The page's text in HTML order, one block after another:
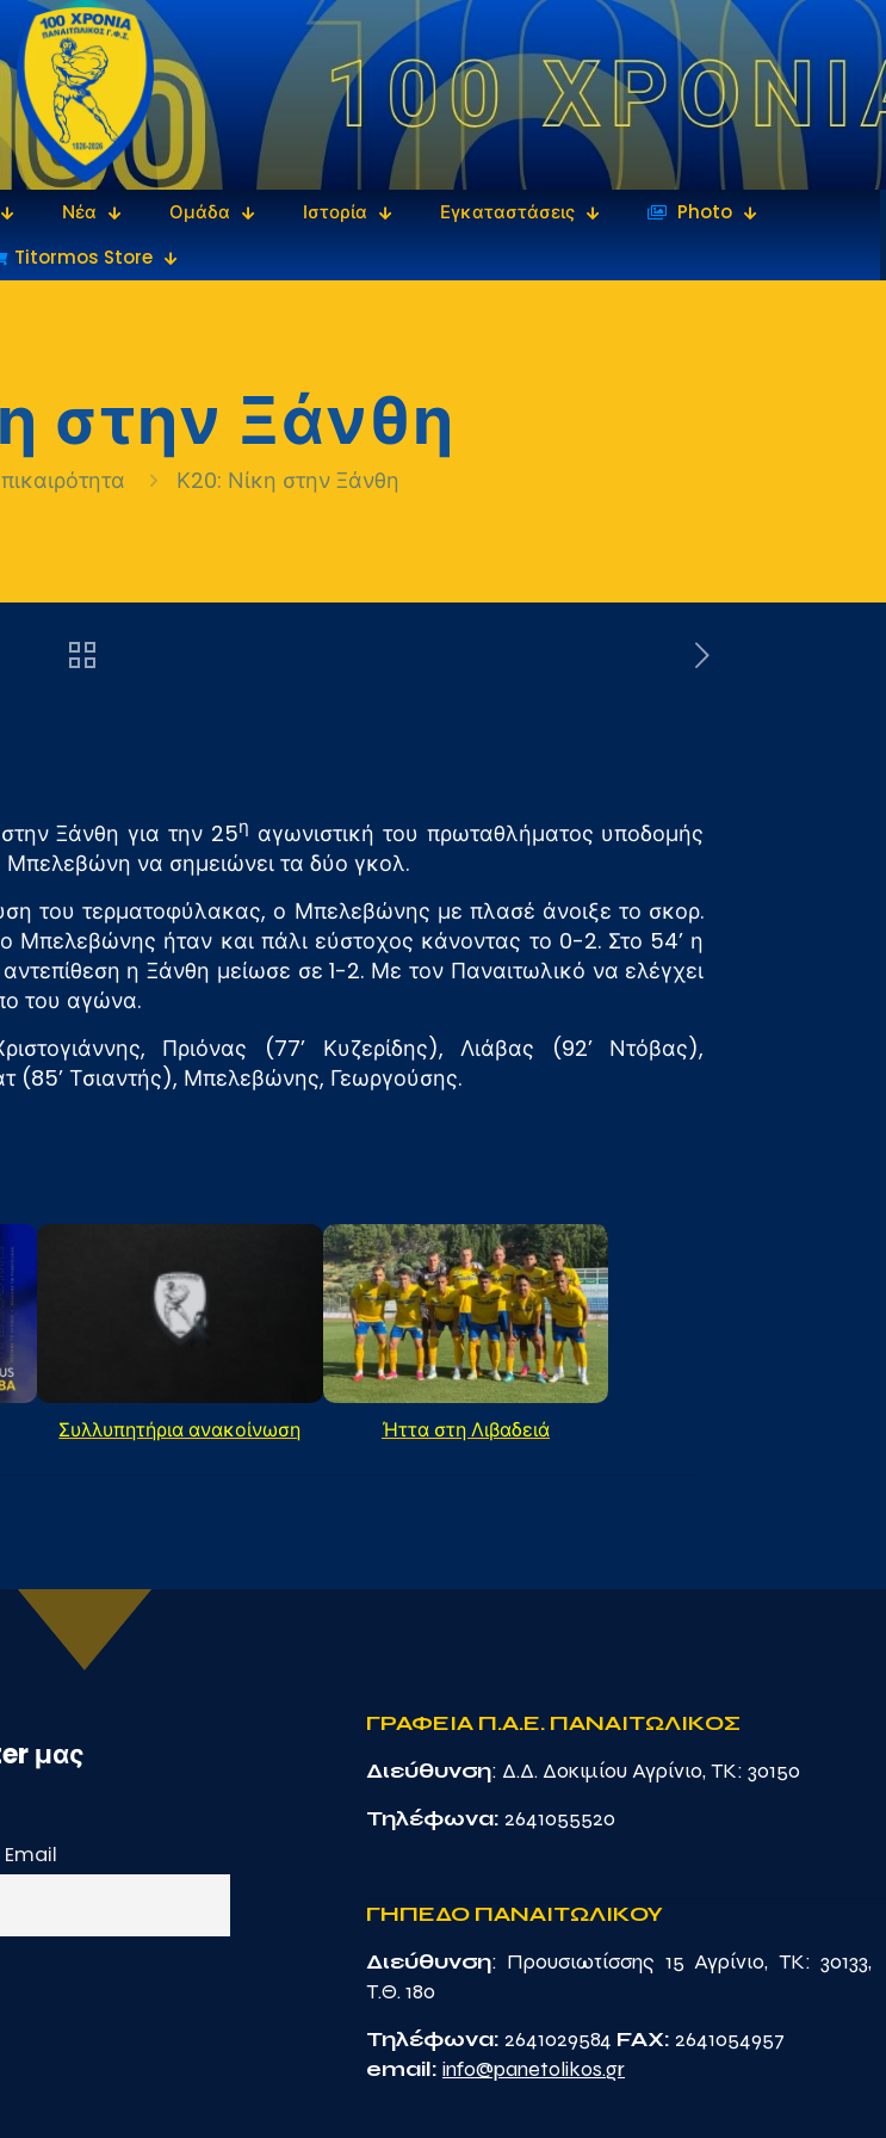
Νέα Ομάδα Ιστορία Εγκαταστάσεις
‎‏‏‎ ‎Photo
Titormos Store
στην Ξάνθη
Κ20: Νίκη στην Ξάνθη
Ξάνθη για την 25η αγωνιστική του πρωταθλήματος υποδομής
να σημειώνει τα δύο γκολ.
του τερματοφύλακας, ο Μπελεβώνης με πλασέ άνοιξε το σκορ.
ήταν και πάλι εύστοχος κάνοντας το 0-2. Στο 54’ η
η Ξάνθη μείωσε σε 1-2. Με τον Παναιτωλικό να ελέγχει
του αγώνα.
Πριόνας (77’ Κυζερίδης), Λιάβας (92’ Ντόβας),
(85’ Τσιαντής), Μπελεβώνης, Γεωργούσης.
Συλλυπητήρια ανακοίνωση Ήττα στη Λιβαδειά
μας
Email
ΓΡΑΦΕΙΑ Π.Α.Ε. ΠΑΝΑΙΤΩΛΙΚΟΣ
Διεύθυνση: Δ.Δ. Δοκιμίου Αγρίνιο, TK: 30150
Τηλέφωνα: 2641055520
ΓΗΠΕΔΟ ΠΑΝΑΙΤΩΛΙΚΟΥ
Διεύθυνση: Προυσιωτίσσης 15 Αγρίνιο, TK: 30133,
Τ.Θ. 180
Τηλέφωνα: 2641029584 FAX: 2641054957
email: info@panetolikos.gr